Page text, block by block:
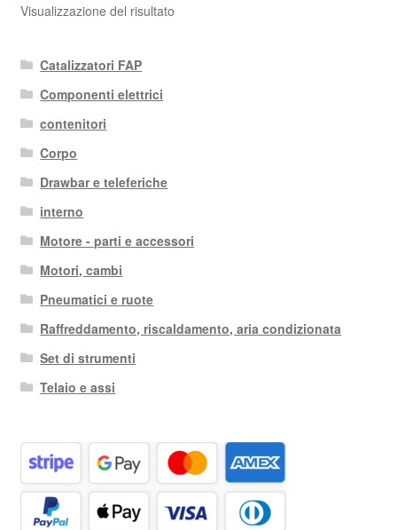
Visualizzazione del risultato
Catalizzatori FAP
Componenti elettrici
contenitori
Corpo
Drawbar e teleferiche
interno
Motore - parti e accessori
Motori, cambi
Pneumatici e ruote
Raffreddamento, riscaldamento, aria condizionata
Set di strumenti
Telaio e assi